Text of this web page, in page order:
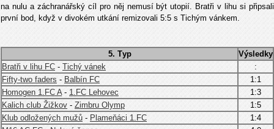
na nulu a záchranářský cíl pro něj nemusí být utopií. Bratři v lihu si připsali
první bod, když v divokém utkání remizovali 5:5 s Tichým vánkem.
5. Тур
Výsledky
Bratři v lihu FC - Tichý vánek
:
Fifty-two faders - Balbín FC
1:1
Homogen 1.FC A- 1.FC Lehovec
1:3
Kalich club Žižkov - Zimbru Olymp
1:5
Klub odložených mužů - Plameňáci 1.FC
1:4